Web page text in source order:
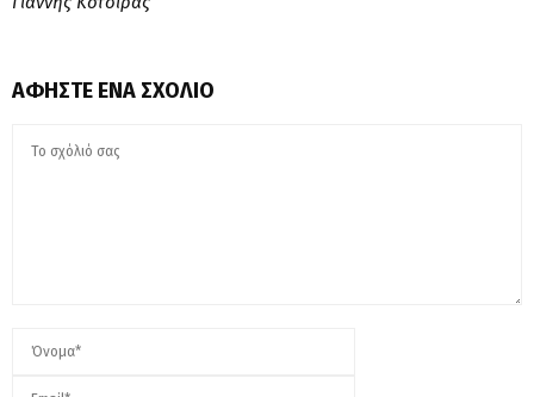
ΑΦΉΣΤΕ ΈΝΑ ΣΧΌΛΙΟ